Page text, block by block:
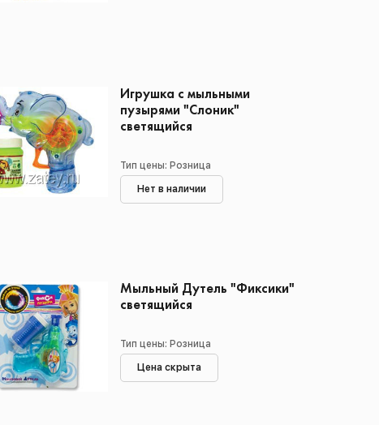
Игрушка с мыльными
пузырями "Слоник"
светящийся
Тип цены: Розница
Нет в наличии
Мыльный Дутель "Фиксики"
светящийся
Тип цены: Розница
Цена скрыта